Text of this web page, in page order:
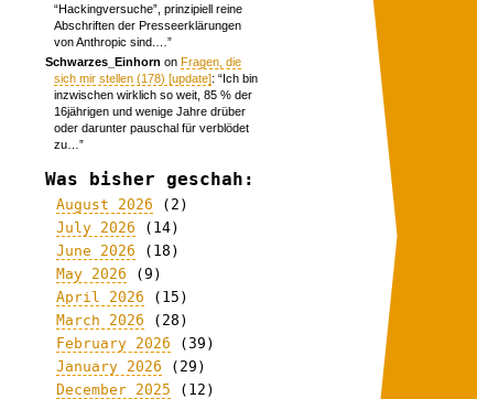
“Hackingversuche”, prinzipiell reine
Abschriften der Presseerklärungen
von Anthropic sind.… ”
Schwarzes_Einhorn onFragen, die
sich mir stellen (178) [update]: “Ich bin
inzwischen wirklich so weit, 85 % der
16jährigen und wenige Jahre drüber
oder darunter pauschal für verblödet
zu… ”
Was bisher geschah:
August 2026 (2)
July 2026 (14)
June 2026 (18)
May 2026 (9)
April 2026 (15)
March 2026 (28)
February 2026 (39)
January 2026 (29)
December 2025 (12)